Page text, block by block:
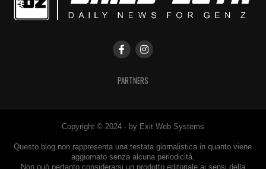
PARTNERS
Copyright © 2024 - by Exit Web Systems
Questo blog non rappresenta una testata giornalistica in quanto viene
aggiornato senza alcuna periodicità.
Non può pertanto considerarsi un prodotto editoriale ai sensi della